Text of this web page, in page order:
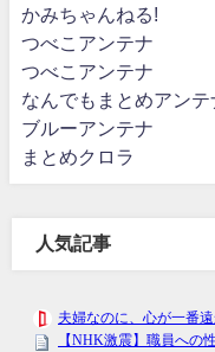
かみちゃんねる!
つべこアンテナ
つべこアンテナ
なんでもまとめアンテ
ブルーアンテナ
まとめクロラ
人気記事